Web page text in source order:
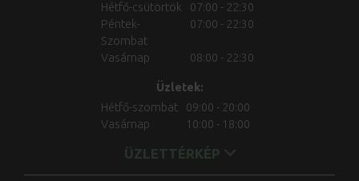
Hétfő-csütörtök
07:00 - 22:30
Péntek-
Szombat
07:00 - 22:30
Vasárnap 08:00 - 22:30
Üzletek:
Hétfő-szombat
09:00 - 20:00
Vasárnap
10:00 - 18:00
ÜZLETTÉRKÉP